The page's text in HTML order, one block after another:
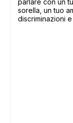
parlare con un
sorella, un tuo
discriminazioni